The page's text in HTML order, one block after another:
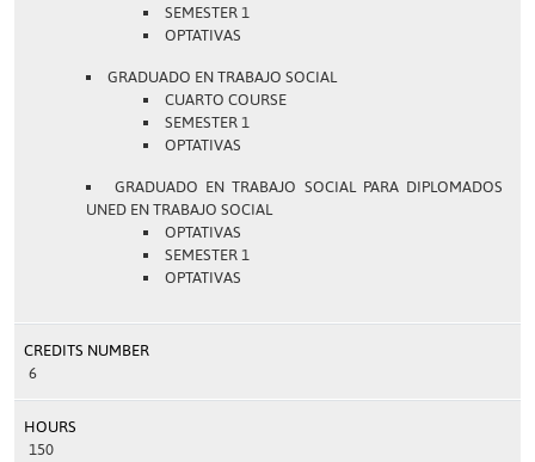
SEMESTER 1
OPTATIVAS
GRADUADO EN TRABAJO SOCIAL
CUARTO COURSE
SEMESTER 1
OPTATIVAS
GRADUADO EN TRABAJO SOCIAL PARA DIPLOMADOS
UNED EN TRABAJO SOCIAL
OPTATIVAS
SEMESTER 1
OPTATIVAS
CREDITS NUMBER
6
HOURS
150